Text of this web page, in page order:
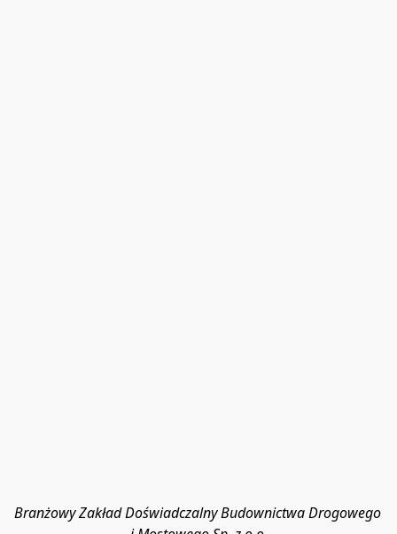
Branżowy Zakład Doświadczalny Budownictwa Drogowego